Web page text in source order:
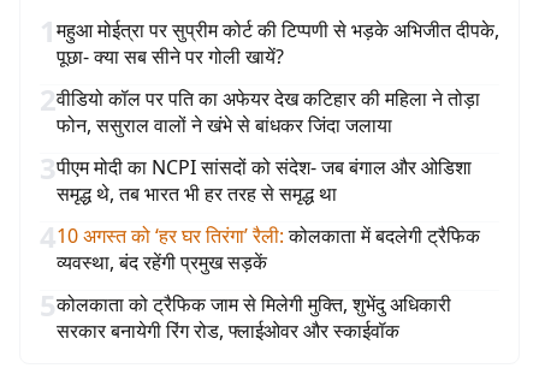
1महुआ मोईत्रा पर सुप्रीम कोर्ट की टिप्पणी से भड़के अभिजीत दीपके,
पूछा- क्या सब सीने पर गोली खायें?
2वीडियो कॉल पर पति का अफेयर देख कटिहार की महिला ने तोड़ा
फोन, ससुराल वालों ने खंभे से बांधकर जिंदा जलाया
3पीएम मोदी का NCPI सांसदों को संदेश- जब बंगाल और ओडिशा
समृद्ध थे, तब भारत भी हर तरह से समृद्ध था
410 अगस्त को ‘हर घर तिरंगा’ रैली: कोलकाता में बदलेगी ट्रैफिक
व्यवस्था, बंद रहेंगी प्रमुख सड़कें
5कोलकाता को ट्रैफिक जाम से मिलेगी मुक्ति, शुभेंदु अधिकारी
सरकार बनायेगी रिंग रोड, फ्लाईओवर और स्काईवॉक